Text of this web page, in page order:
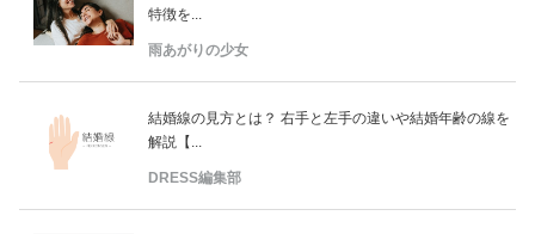
特徴を...
雨あがりの少女
結婚線の見方とは？ 右手と左手の違いや結婚年齢の線を
解説【...
DRESS編集部